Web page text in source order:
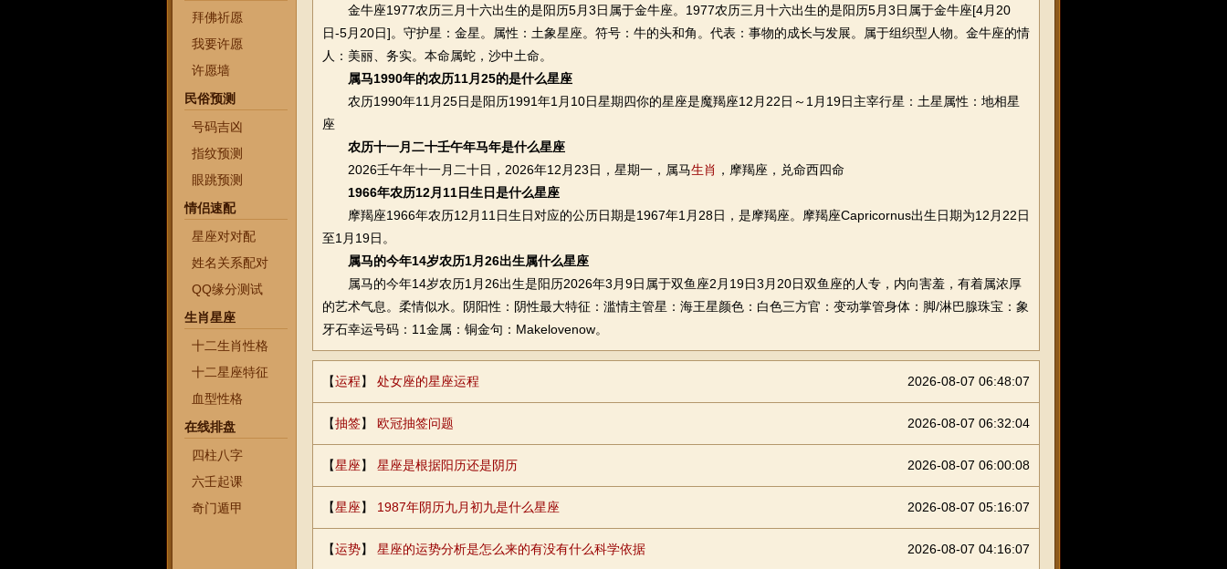
拜佛祈愿
我要许愿
许愿墙
民俗预测
号码吉凶
指纹预测
眼跳预测
情侣速配
星座对对配
姓名关系配对
QQ缘分测试
生肖星座
十二生肖性格
十二星座特征
血型性格
在线排盘
四柱八字
六壬起课
奇门遁甲
金牛座1977农历三月十六出生的是阳历5月3日属于金牛座。1977农历三月十六出生的是阳历5月3日属于金牛座[4月20
日-5月20日]。守护星：金星。属性：土象星座。符号：牛的头和角。代表：事物的成长与发展。属于组织型人物。金牛座的情
人：美丽、务实。本命属蛇，沙中土命。
属马1990年的农历11月25的是什么星座
农历1990年11月25日是阳历1991年1月10日星期四你的星座是魔羯座12月22日～1月19日主宰行星：土星属性：地相星
座
农历十一月二十壬午年马年是什么星座
2026壬午年十一月二十日，2026年12月23日，星期一，属马生肖 ，摩羯座，兑命西四命
1966年农历12月11日生日是什么星座
摩羯座1966年农历12月11日生日对应的公历日期是1967年1月28日，是摩羯座。摩羯座Capricornus出生日期为12月22日
至1月19日。
属马的今年14岁农历1月26出生属什么星座
属马的今年14岁农历1月26出生是阳历2026年3月9日属于双鱼座2月19日3月20日双鱼座的人专，内向害羞，有着属浓厚
的艺术气息。柔情似水。阴阳性：阴性最大特征：滥情主管星：海王星颜色：白色三方官：变动掌管身体：脚/淋巴腺珠宝：象
牙石幸运号码：11金属：铜金句：Makelovenow。
【运程】 处女座的星座运程 2026-08-07 06:48:07
【抽签】 欧冠抽签问题 2026-08-07 06:32:04
【星座】 星座是根据阳历还是阴历 2026-08-07 06:00:08
【星座】 1987年阴历九月初九是什么星座 2026-08-07 05:16:07
【运势】 星座的运势分析是怎么来的有没有什么科学依据 2026-08-07 04:16:07